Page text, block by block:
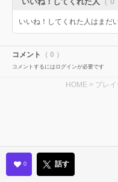
いいね！してくれた人はまだ
コメント （ 0 ）
コメントするにはログインが必要です
HOME > プレ
0 話す